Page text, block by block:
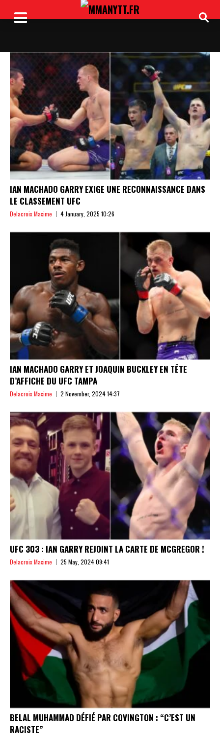
IAN MACHADO GARRY EXIGE UNE RECONNAISSANCE DANS
LE CLASSEMENT UFC
Delacroix Maxime 4 January, 2025 10:26
IAN MACHADO GARRY ET JOAQUIN BUCKLEY EN TÊTE
D’AFFICHE DU UFC TAMPA
Delacroix Maxime 2 November, 2024 14:37
UFC 303 : IAN GARRY REJOINT LA CARTE DE MCGREGOR !
Delacroix Maxime 25 May, 2024 09:41
BELAL MUHAMMAD DÉFIÉ PAR COVINGTON : “C’EST UN
RACISTE”